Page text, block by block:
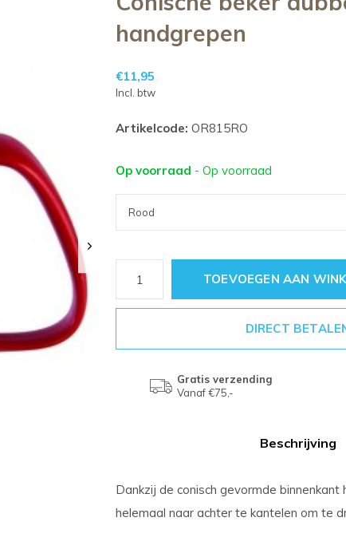
handgrepen
€11,95
Incl. btw
Artikelcode: OR815RO
Op voorraad - Op voorraad
TOEVOEGEN AAN
DIRECT
Gratis verzending
Vanaf €75,-
Beschrijving
Dankzij de conisch gevormde
helemaal naar achter te kantelen om te